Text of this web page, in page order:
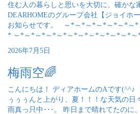
住む人の暮らしと思いを大切に、確かな
DEARHOMEのグループ会社【ジョイホ
お知らせです。 ～*～*～*～*～*～*～
* ～*～*～*～*～*～*～*～*～*～*～
2026年7月5日
梅雨空🌈
こんにちは！ ディアホームのAです
ぅぅぅんと上がり、夏！！！な天気の
雨真っ只中･･･。 昨日まで晴れてたのに